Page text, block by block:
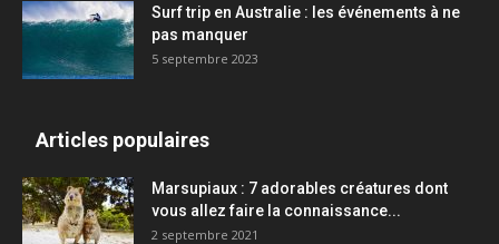
Surf trip en Australie : les événements à ne
pas manquer
5 septembre 2023
Articles populaires
Marsupiaux : 7 adorables créatures dont
vous allez faire la connaissance...
2 septembre 2021